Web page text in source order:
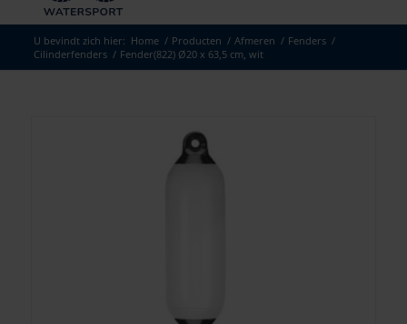
U bevindt zich hier: Home / Producten / Afmeren / Fenders /
Cilinderfenders / Fender(822) Ø20 x 63,5 cm, wit